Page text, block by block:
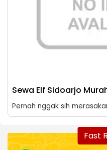
Sewa Elf Sidoarjo
Pernah nggak sih
Fast